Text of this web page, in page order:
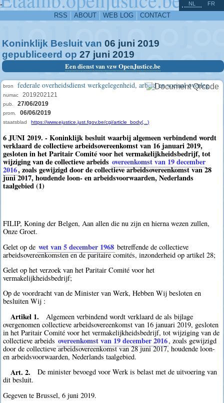
-
RSS ABOUT WEB LOG CONTACT
NL FR
Koninklijk Besluit van 06 juni 2019
gepubliceerd op 27 juni 2019
Een dienst van vzw OpenJustice.be
bron federale overheidsdienst werkgelegenheid, arbeid en sociaal overleg
numac 2019202121
pub. 27/06/2019
prom. 06/06/2019
staatsblad https://www.ejustice.just.fgov.be/cgi/article_body(...)
6 JUNI 2019. - Koninklijk besluit waarbij algemeen verbindend wordt
verklaard de collectieve arbeidsovereenkomst van 16 januari 2019,
gesloten in het Paritair Comité voor het vermakelijkheidsbedrijf, tot
wijziging van de collectieve arbeids overeenkomst van 19 december
2016, zoals gewijzigd door de collectieve arbeidsovereenkomst van 28
juni 2017, houdende loon- en arbeidsvoorwaarden, Nederlands
taalgebied (1)
FILIP, Koning der Belgen, Aan allen die nu zijn en hierna wezen zullen,
Onze Groet.
Gelet op de wet van 5 december 1968 betreffende de collectieve
arbeidsovereenkomsten en de paritaire comités, inzonderheid op artikel 28;
Gelet op het verzoek van het Paritair Comité voor het
vermakelijkheidsbedrijf;
Op de voordracht van de Minister van Werk, Hebben Wij besloten en
besluiten Wij :
Artikel 1.
Algemeen verbindend wordt verklaard de als bijlage
overgenomen collectieve arbeidsovereenkomst van 16 januari 2019, gesloten
in het Paritair Comité voor het vermakelijkheidsbedrijf, tot wijziging van de
collectieve arbeids overeenkomst van 19 december 2016, zoals gewijzigd
door de collectieve arbeidsovereenkomst van 28 juni 2017, houdende loon-
en arbeidsvoorwaarden, Nederlands taalgebied.
Art. 2.
De minister bevoegd voor Werk is belast met de uitvoering van
dit besluit.
Gegeven te Brussel, 6 juni 2019.
^